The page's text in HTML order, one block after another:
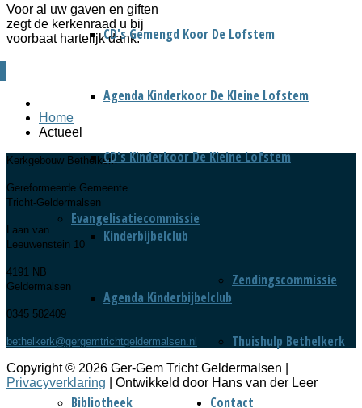
CD's Gemengd Koor De Lofstem
Agenda Kinderkoor De Kleine Lofstem
CD's Kinderkoor De Kleine Lofstem
Evangelisatiecommissie
Kinderbijbelclub
Agenda Kinderbijbelclub
Zendingscommissie
Thuishulp Bethelkerk
Bibliotheek Contact
Voor al uw gaven en giften
zegt de kerkenraad u bij
voorbaat hartelijk dank.
Home
Actueel
Kerkgebouw Bethelkerk
Gereformeerde Gemeente
Tricht-Geldermalsen
Laan van
Leeuwenstein 10
4191 NB
Geldermalsen
0345 582409
bethelkerk@gergemtrichtgeldermalsen.nl
Copyright © 2026 Ger-Gem Tricht Geldermalsen |
Privacyverklaring | Ontwikkeld door Hans van der Leer